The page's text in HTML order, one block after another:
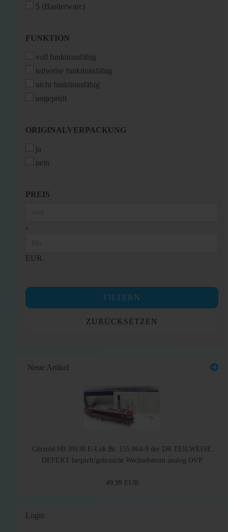
5 (Bastlerware)
FUNKTION
FUNKTION
voll funktionsfähig
teilweise funktionsfähig
nicht funktionsfähig
ungeprüft
ORIGINALVERPACKUNG
ORIGINALVERPACKUNG
ja
nein
PREIS
PREIS
-
EUR
FILTERN
ZURÜCKSETZEN
Neue Artikel
Gützold H0 39130 E-Lok Br. 155 064-9 der DR TEILWEISE
DEFEKT bespielt/gebraucht Wechselstrom analog OVP
49,99 EUR
Login